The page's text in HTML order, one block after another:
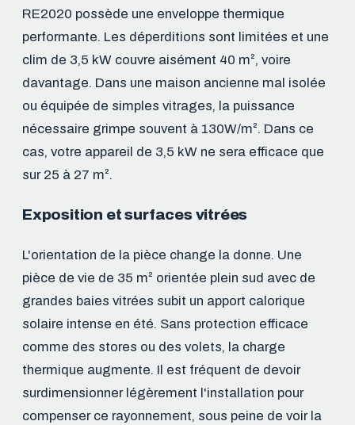
RE2020 possède une enveloppe thermique
performante. Les déperditions sont limitées et une
clim de 3,5 kW couvre aisément 40 m², voire
davantage. Dans une maison ancienne mal isolée
ou équipée de simples vitrages, la puissance
nécessaire grimpe souvent à 130W/m². Dans ce
cas, votre appareil de 3,5 kW ne sera efficace que
sur 25 à 27 m².
Exposition et surfaces vitrées
L'orientation de la pièce change la donne. Une
pièce de vie de 35 m² orientée plein sud avec de
grandes baies vitrées subit un apport calorique
solaire intense en été. Sans protection efficace
comme des stores ou des volets, la charge
thermique augmente. Il est fréquent de devoir
surdimensionner légèrement l'installation pour
compenser ce rayonnement, sous peine de voir la